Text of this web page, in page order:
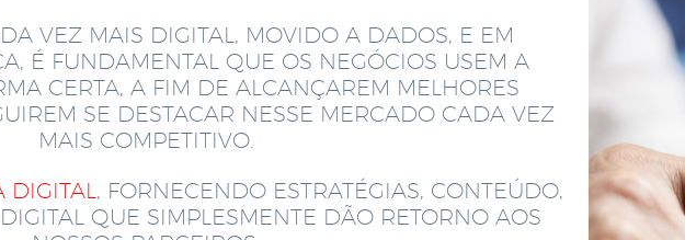
VEZ MAIS DIGITAL, MOVIDO A DADOS, E EM
É FUNDAMENTAL QUE OS NEGÓCIOS USEM A
CERTA, A FIM DE ALCANÇAREM MELHORES
SE DESTACAR NESSE MERCADO CADA VEZ
MAIS COMPETITIVO.
DIGITAL, FORNECENDO ESTRATÉGIAS, CONTEÚDO,
QUE SIMPLESMENTE DÃO RETORNO AOS